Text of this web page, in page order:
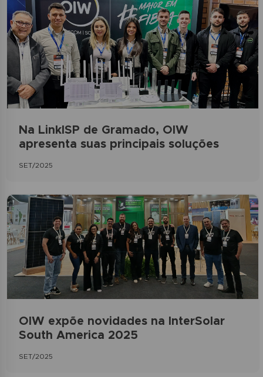
Na LinkISP de Gramado, OIW
apresenta suas principais soluções
SET/2025
OIW expõe novidades na InterSolar
South America 2025
SET/2025